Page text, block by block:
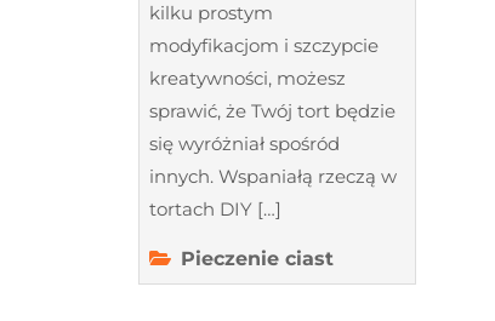
kilku prostym
modyfikacjom i szczypcie
kreatywności, możesz
sprawić, że Twój tort będzie
się wyróżniał spośród
innych. Wspaniałą rzeczą w
tortach DIY […]
Pieczenie ciast